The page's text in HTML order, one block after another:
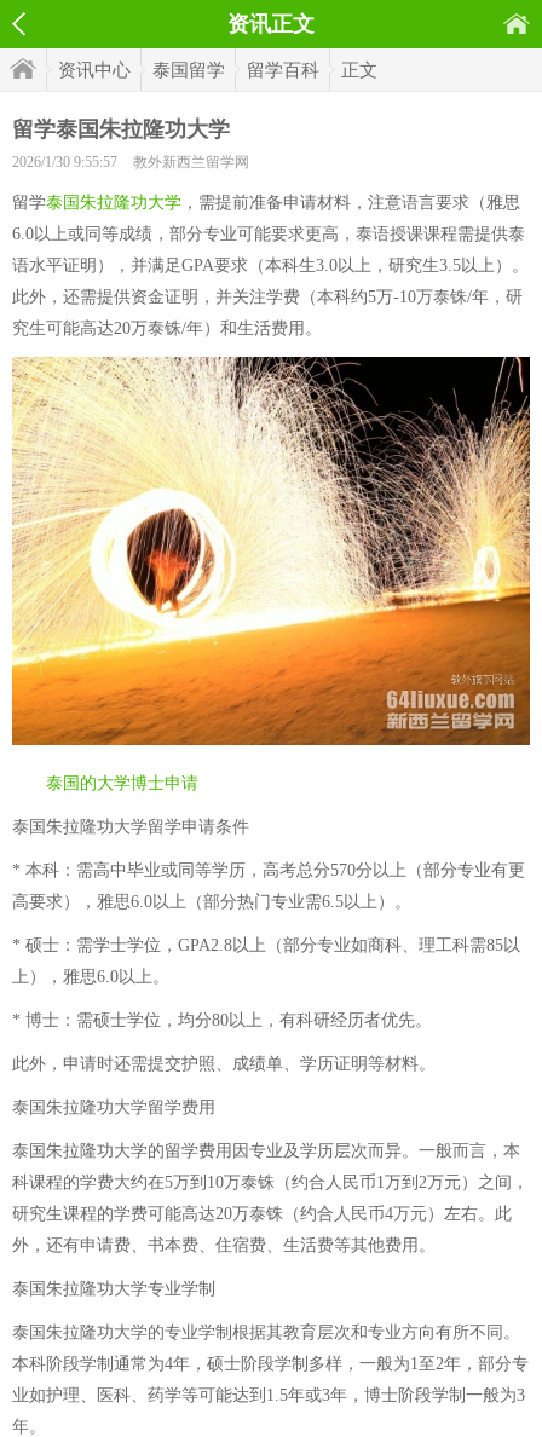
资讯正文
资讯中心 泰国留学 留学百科 正文
留学泰国朱拉隆功大学
2026/1/30 9:55:57 教外新西兰留学网
留学泰国朱拉隆功大学 ，需提前准备申请材料，注意语言要求（雅思
6.0以上或同等成绩，部分专业可能要求更高，泰语授课课程需提供泰
语水平证明），并满足GPA要求（本科生3.0以上，研究生3.5以上）。
此外，还需提供资金证明，并关注学费（本科约5万-10万泰铢/年，研
究生可能高达20万泰铢/年）和生活费用。
泰国的大学博士申请
泰国朱拉隆功大学留学申请条件
* 本科：需高中毕业或同等学历，高考总分570分以上（部分专业有更
高要求），雅思6.0以上（部分热门专业需6.5以上）。
* 硕士：需学士学位，GPA2.8以上（部分专业如商科、理工科需85以
上），雅思6.0以上。
* 博士：需硕士学位，均分80以上，有科研经历者优先。
此外，申请时还需提交护照、成绩单、学历证明等材料。
泰国朱拉隆功大学留学费用
泰国朱拉隆功大学的留学费用因专业及学历层次而异。一般而言，本
科课程的学费大约在5万到10万泰铢（约合人民币1万到2万元）之间，
研究生课程的学费可能高达20万泰铢（约合人民币4万元）左右。此
外，还有申请费、书本费、住宿费、生活费等其他费用。
泰国朱拉隆功大学专业学制
泰国朱拉隆功大学的专业学制根据其教育层次和专业方向有所不同。
本科阶段学制通常为4年，硕士阶段学制多样，一般为1至2年，部分专
业如护理、医科、药学等可能达到1.5年或3年，博士阶段学制一般为3
年。